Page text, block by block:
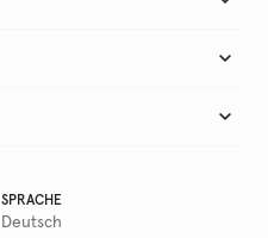
SPRACHE
Deutsch